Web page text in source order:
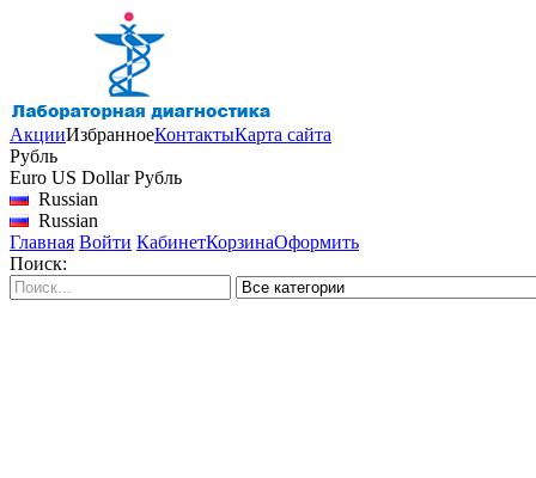
АкцииИзбранноеКонтактыКарта сайта
Рубль
Euro US Dollar Рубль
Russian
Russian
Главная Войти КабинетКорзинаОформить
Поиск: